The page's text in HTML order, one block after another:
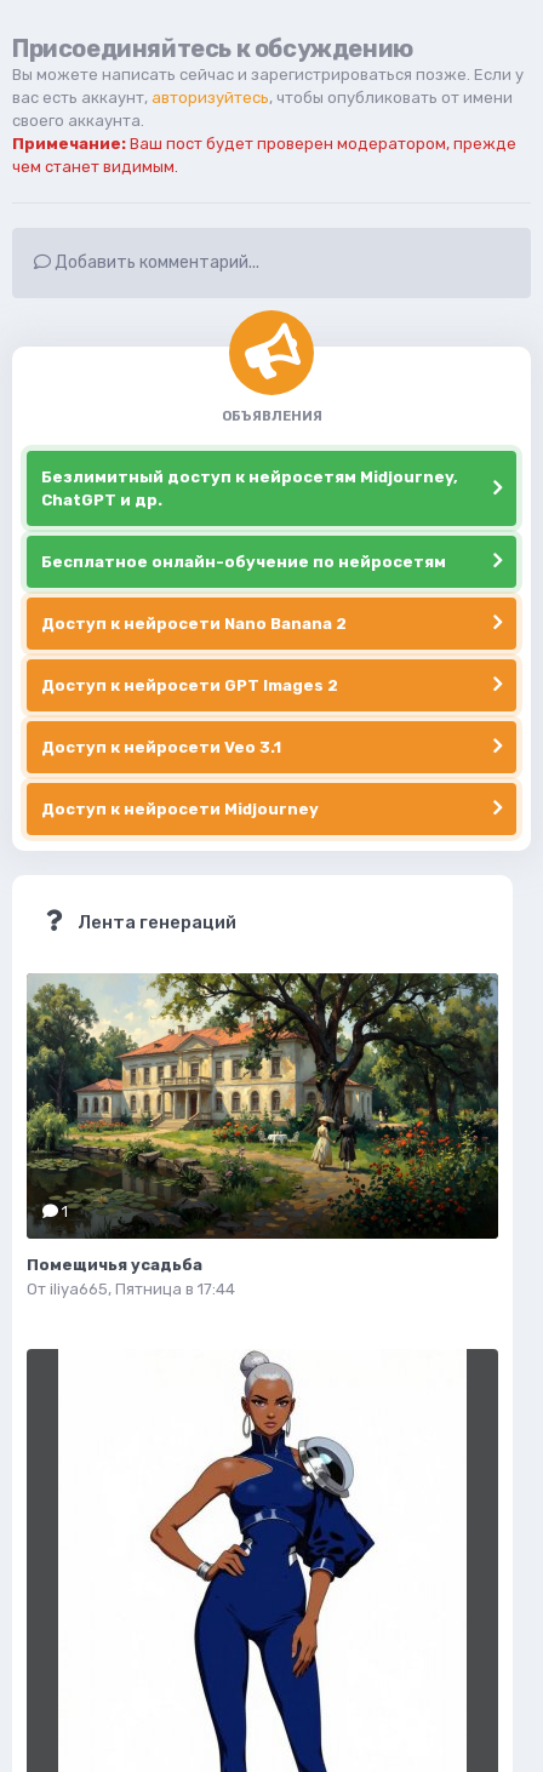
Присоединяйтесь к обсуждению
Вы можете написать сейчас и зарегистрироваться позже. Если у
вас есть аккаунт, авторизуйтесь, чтобы опубликовать от имени
своего аккаунта.
Примечание: Ваш пост будет проверен модератором, прежде
чем станет видимым.
Добавить комментарий...
ОБЪЯВЛЕНИЯ
Безлимитный доступ к нейросетям Midjourney,
ChatGPT и др.
Бесплатное онлайн-обучение по нейросетям
Доступ к нейросети Nano Banana 2
Доступ к нейросети GPT Images 2
Доступ к нейросети Veo 3.1
Доступ к нейросети Midjourney
Лента генераций
1
Помещичья усадьба
От iliya665, Пятница в 17:44